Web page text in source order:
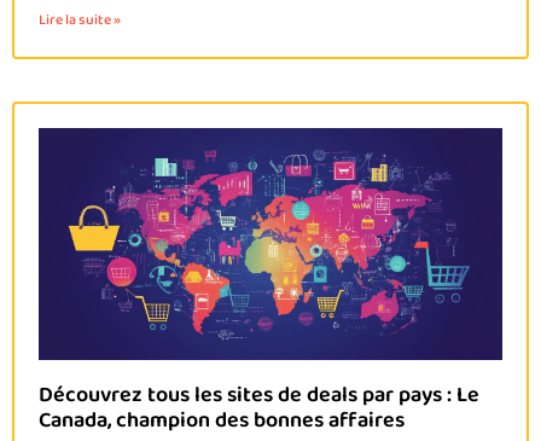
Lire la suite »
Découvrez tous les sites de deals par pays : Le
Canada, champion des bonnes affaires